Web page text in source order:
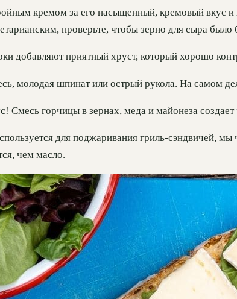
кремом за его насыщенный, кремовый вкус
проверьте, чтобы зерно для сыра было
добавляют приятный хруст, который хорошо
молодая шпинат или острый рукола. На самом
Смесь горчицы в зернах, меда и майонеза
для поджаривания гриль-сэндвичей,
чем масло.